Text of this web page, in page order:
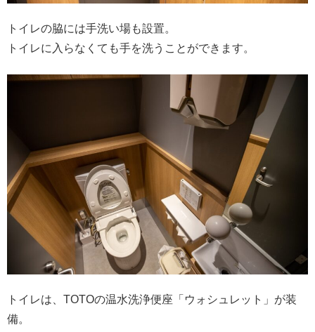
トイレの脇には手洗い場も設置。
トイレに入らなくても手を洗うことができます。
トイレは、TOTOの温水洗浄便座「ウォシュレット」が装
備。